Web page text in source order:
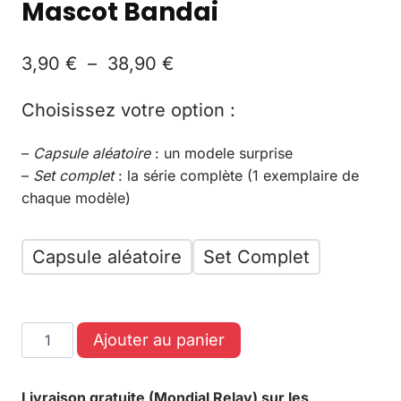
Mascot Bandai
3,90 € – 38,90 €
Choisissez votre option :
– Capsule aléatoire: un modele surprise
– Set complet: la série complète (1 exemplaire de
chaque modèle)
Capsule aléatoire Set Complet
Ajouter au panier
Livraison gratuite (Mondial Relay) sur les